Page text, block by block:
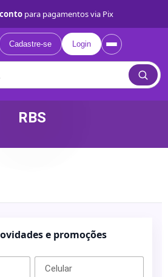
para pagamentos via Pix
Cadastre-se Login
RBS
e promoções